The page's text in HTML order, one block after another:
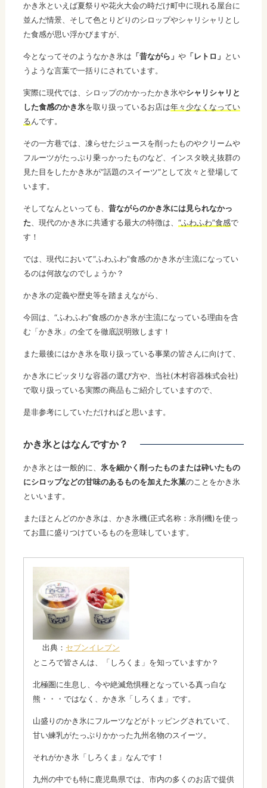
かき氷といえば夏祭りや花火大会の時だけ町中に現れる屋台に
並んだ情景、そして色とりどりのシロップやシャリシャリとし
た食感が思い浮かびますが、
今となってそのようなかき氷は 「昔ながら」 や「レトロ」 とい
うような言葉で一括りにされています。
実際に現代では、シロップのかかったかき氷やシャリシャリと
した食感のかき氷を取り扱っているお店は年々少なくなってい
るんです。
その一方巷では、凍らせたジュースを削ったものやクリームや
フルーツがたっぷり乗っかったものなど、インスタ映え抜群の
見た目をしたかき氷が“話題のスイーツ“として次々と登場して
います。
そしてなんといっても、 昔ながらのかき氷には見られなかっ
た、現代のかき氷に共通する最大の特徴は、 “ふわふわ”食感で
す！
では、現代において“ふわふわ”食感のかき氷が主流になってい
るのは何故なのでしょうか？
かき氷の定義や歴史等を踏まえながら、
今回は、“ふわふわ”食感のかき氷が主流になっている理由を含
む「かき氷」の全てを徹底説明致します！
また最後にはかき氷を取り扱っている事業の皆さんに向けて、
かき氷にピッタリな容器の選び方や、当社(木村容器株式会社)
で取り扱っている実際の商品もご紹介していますので、
是非参考にしていただければと思います。
かき氷とはなんですか？
かき氷とは一般的に、 氷を細かく削ったものまたは砕いたもの
にシロップなどの甘味のあるものを加えた氷菓のことをかき氷
といいます。
またほとんどのかき氷は、かき氷機(正式名称：氷削機)を使っ
てお皿に盛りつけているものを意味しています。
出典： セブンイレブン
ところで皆さんは、「しろくま」を知っていますか？
北極圏に生息し、今や絶滅危惧種となっている真っ白な
熊・・・ではなく、かき氷「しろくま」です。
山盛りのかき氷にフルーツなどがトッピングされていて、
甘い練乳がたっぷりかかった九州名物のスイーツ。
それがかき氷「しろくま」なんです！
九州の中でも特に鹿児島県では、市内の多くのお店で提供